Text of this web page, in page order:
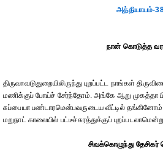
அத்தியாயம்-
நான் கொடுத்த
திருவாவடுதுறையிலிருந்து புறப்பட்ட நாங்கள்
மணிக்குப் போய்ச் சேர்ந்தோம். அங்கே ஆறு முகத்தா
சுப்பையா பண்டாரமென்பவருடைய வீட்டில்
மறுநாட் காலையில் பட்டீச்சுரத்துக்குப்
சிவக்கொழுந்து தேசிகர்